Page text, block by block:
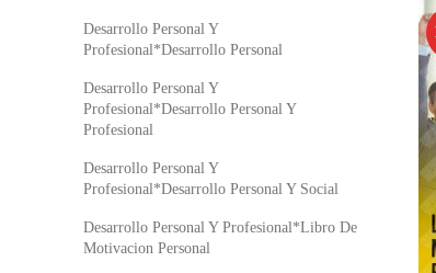
Desarrollo Personal Y
Profesional*Desarrollo Personal
Desarrollo Personal Y
Profesional*Desarrollo Personal Y
Profesional
Desarrollo Personal Y
Profesional*Desarrollo Personal Y Social
Desarrollo Personal Y Profesional*Libro De
Motivacion Personal